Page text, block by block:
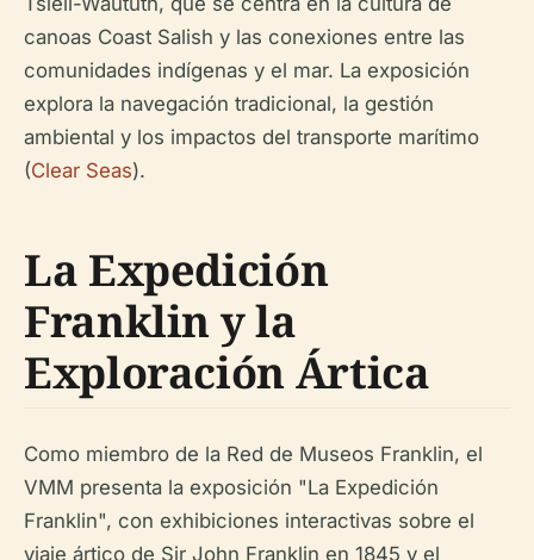
canoas Coast Salish y las conexiones entre las
comunidades indígenas y el mar. La exposición
explora la navegación tradicional, la gestión
ambiental y los impactos del transporte marítimo
(Clear Seas).
La Expedición
Franklin y la
Exploración Ártica
Como miembro de la Red de Museos Franklin, el
VMM presenta la exposición "La Expedición
Franklin", con exhibiciones interactivas sobre el
viaje ártico de Sir John Franklin en 1845 y el